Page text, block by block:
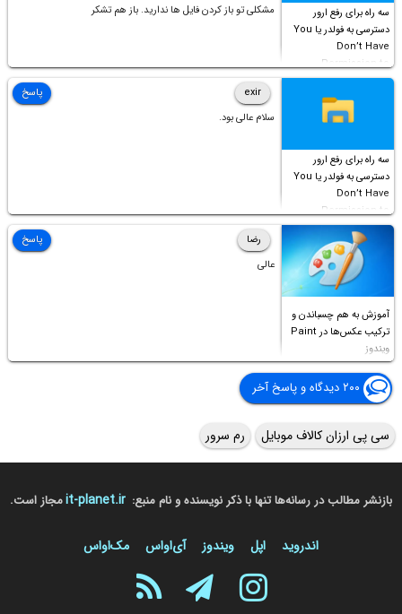
سه راه برای رفع ارور
دسترسی به فولدر یا You
Don’t Have
Permission to
Access this folder
مشکلی تو باز کردن فایل ها ندارید. باز هم تشکر
سه راه برای رفع ارور
دسترسی به فولدر یا You
Don’t Have
Permission to
Access this folder
exir
سلام عالی بود.
پاسخ
آموزش به هم چسباندن و
ترکیب عکس‌ها در Paint
ویندوز
رضا
عالی
پاسخ
۲۰۰ دیدگاه و پاسخ آخر
سی پی ارزان کالاف موبایل رم سرور
بازنشر مطالب در رسانه‌ها تنها با ذکر نویسنده و نام منبع: it-planet.irمجاز است.
اندروید اپل ویندوز آی‌او‌اس مک‌او‌اس